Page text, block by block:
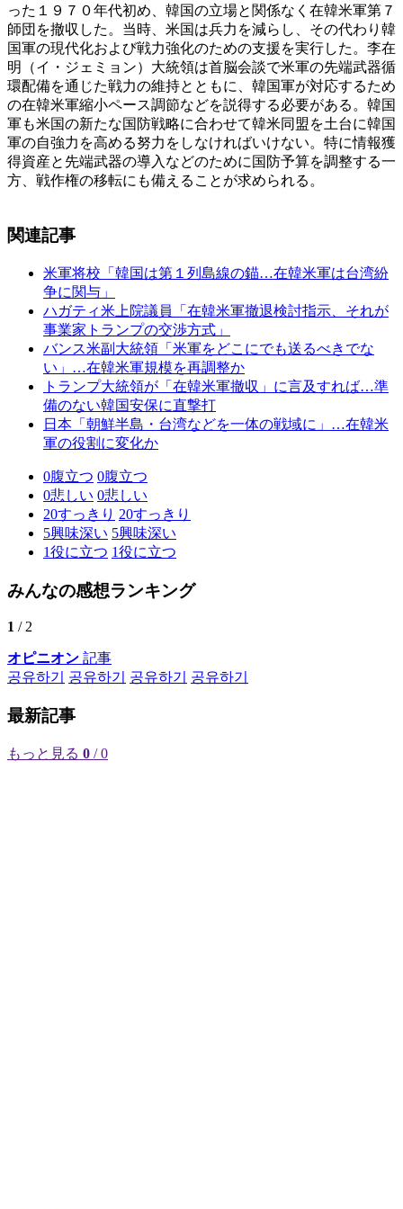
った１９７０年代初め、韓国の立場と関係なく在韓米軍第７
師団を撤収した。当時、米国は兵力を減らし、その代わり韓
国軍の現代化および戦力強化のための支援を実行した。李在
明（イ・ジェミョン）大統領は首脳会談で米軍の先端武器循
環配備を通じた戦力の維持とともに、韓国軍が対応するため
の在韓米軍縮小ペース調節などを説得する必要がある。韓国
軍も米国の新たな国防戦略に合わせて韓米同盟を土台に韓国
軍の自強力を高める努力をしなければいけない。特に情報獲
得資産と先端武器の導入などのために国防予算を調整する一
方、戦作権の移転にも備えることが求められる。
関連記事
米軍将校「韓国は第１列島線の錨…在韓米軍は台湾紛
争に関与」
ハガティ米上院議員「在韓米軍撤退検討指示、それが
事業家トランプの交渉方式」
バンス米副大統領「米軍をどこにでも送るべきでな
い」…在韓米軍規模を再調整か
トランプ大統領が「在韓米軍撤収」に言及すれば…準
備のない韓国安保に直撃打
日本「朝鮮半島・台湾などを一体の戦域に」…在韓米
軍の役割に変化か
0腹立つ 0腹立つ
0悲しい 0悲しい
20すっきり 20すっきり
5興味深い 5興味深い
1役に立つ 1役に立つ
みんなの感想ランキング
1 / 2
オピニオン 記事
공유하기
공유하기 공유하기 공유하기
最新記事
もっと見る 0 / 0